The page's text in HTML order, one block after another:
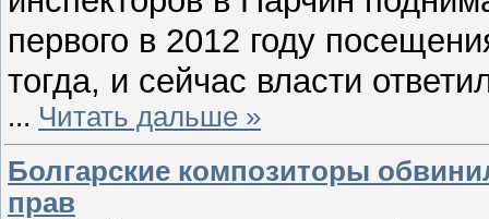
первого в 2012 году
тогда, и сейчас власти
... Читать дальше »
Болгарские композиторы
прав